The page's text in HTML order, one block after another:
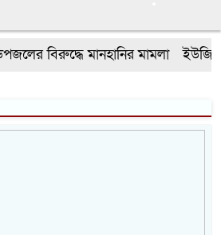
বিরুদ্ধে মানহানির মামলা